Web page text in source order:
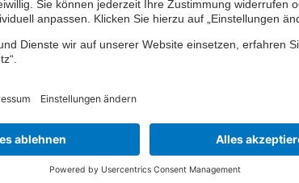
Satzungen über die GKV-Regelung hinaus
oder teilweise bezahlen, wenn ein solches
wurde. Solche Satzungsleistungen gibt es
Präparate; es können aber auch andere
Mineralstoffen für Schwangere gelten.
welche Krankenkassen die Kosten für rezeptfreie
Industrie e.V.(BPI) im PDF-Format online
man dennoch die Quittung der Apotheke